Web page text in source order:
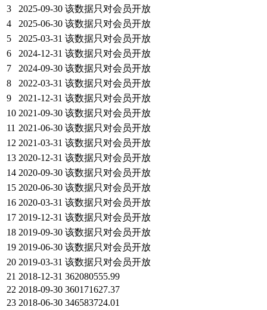
3
2025-09-30 该数据只对会员开放
4
2025-06-30 该数据只对会员开放
5
2025-03-31 该数据只对会员开放
6
2024-12-31 该数据只对会员开放
7
2024-09-30 该数据只对会员开放
8
2022-03-31 该数据只对会员开放
9
2021-12-31 该数据只对会员开放
10 2021-09-30 该数据只对会员开放
11 2021-06-30 该数据只对会员开放
12 2021-03-31 该数据只对会员开放
13 2020-12-31 该数据只对会员开放
14 2020-09-30 该数据只对会员开放
15 2020-06-30 该数据只对会员开放
16 2020-03-31 该数据只对会员开放
17 2019-12-31 该数据只对会员开放
18 2019-09-30 该数据只对会员开放
19 2019-06-30 该数据只对会员开放
20 2019-03-31 该数据只对会员开放
21 2018-12-31 362080555.99
22 2018-09-30 360171627.37
23 2018-06-30 346583724.01